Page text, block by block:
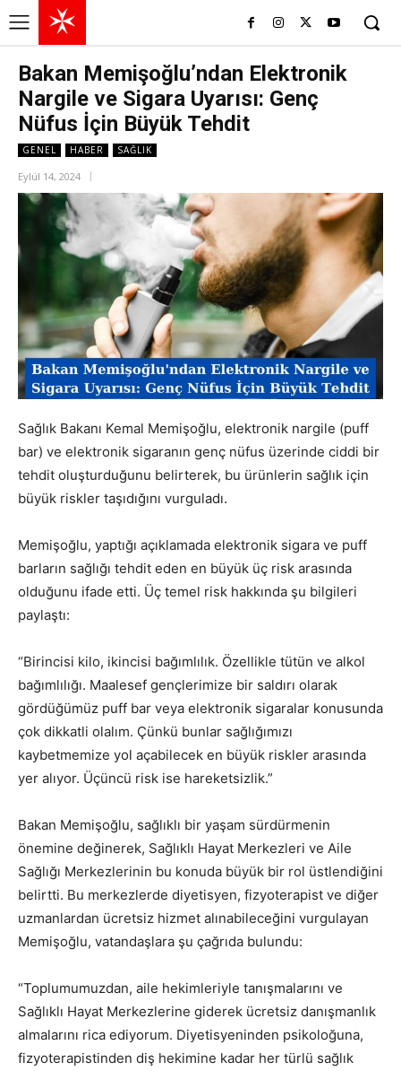
Bakan Memişoğlu’ndan Elektronik
Nargile ve Sigara Uyarısı: Genç
Nüfus İçin Büyük Tehdit
GENEL HABER SAĞLIK
Eylül 14, 2024
Sağlık Bakanı Kemal Memişoğlu, elektronik nargile (puff
bar) ve elektronik sigaranın genç nüfus üzerinde ciddi bir
tehdit oluşturduğunu belirterek, bu ürünlerin sağlık için
büyük riskler taşıdığını vurguladı.
Memişoğlu, yaptığı açıklamada elektronik sigara ve puff
barların sağlığı tehdit eden en büyük üç risk arasında
olduğunu ifade etti. Üç temel risk hakkında şu bilgileri
paylaştı:
“Birincisi kilo, ikincisi bağımlılık. Özellikle tütün ve alkol
bağımlılığı. Maalesef gençlerimize bir saldırı olarak
gördüğümüz puff bar veya elektronik sigaralar konusunda
çok dikkatli olalım. Çünkü bunlar sağlığımızı
kaybetmemize yol açabilecek en büyük riskler arasında
yer alıyor. Üçüncü risk ise hareketsizlik.”
Bakan Memişoğlu, sağlıklı bir yaşam sürdürmenin
önemine değinerek, Sağlıklı Hayat Merkezleri ve Aile
Sağlığı Merkezlerinin bu konuda büyük bir rol üstlendiğini
belirtti. Bu merkezlerde diyetisyen, fizyoterapist ve diğer
uzmanlardan ücretsiz hizmet alınabileceğini vurgulayan
Memişoğlu, vatandaşlara şu çağrıda bulundu:
“Toplumumuzdan, aile hekimleriyle tanışmalarını ve
Sağlıklı Hayat Merkezlerine giderek ücretsiz danışmanlık
almalarını rica ediyorum. Diyetisyeninden psikoloğuna,
fizyoterapistinden diş hekimine kadar her türlü sağlık